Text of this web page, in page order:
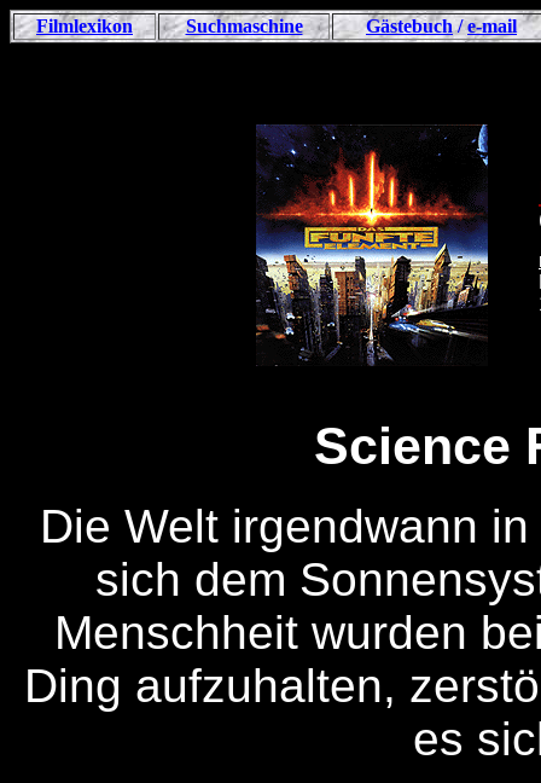
Filmlexikon Suchmaschine Gästebuch/e-mail
Science
Die Welt irgendwann
sich dem
Menschheit wurden
Ding aufzuhalten,
es